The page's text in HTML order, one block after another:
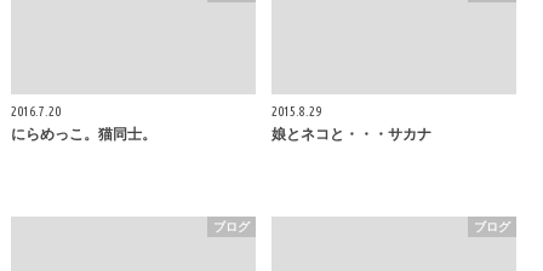
2016.7.20
にらめっこ。猫同士。
2015.8.29
娘とネコと・・・サカナ
ブログ ブログ